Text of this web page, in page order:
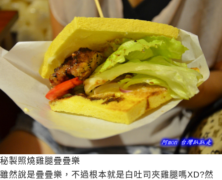
秘製照燒雞腿疊疊樂
雖然說是疊疊樂，不過根本就是白吐司夾雞腿嗎XD?然